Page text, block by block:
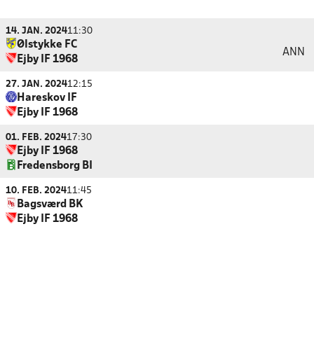
14. JAN. 202411:30
Ølstykke FC
Ejby IF 1968
ANN
27. JAN. 202412:15
Hareskov IF
Ejby IF 1968
01. FEB. 202417:30
Ejby IF 1968
Fredensborg BI
10. FEB. 202411:45
Bagsværd BK
Ejby IF 1968